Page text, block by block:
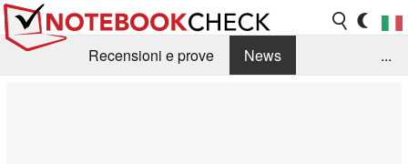
Recensioni e prove
News
...